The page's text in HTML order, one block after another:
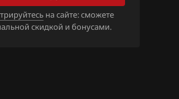
на сайте: сможете
скидкой и бонусами.